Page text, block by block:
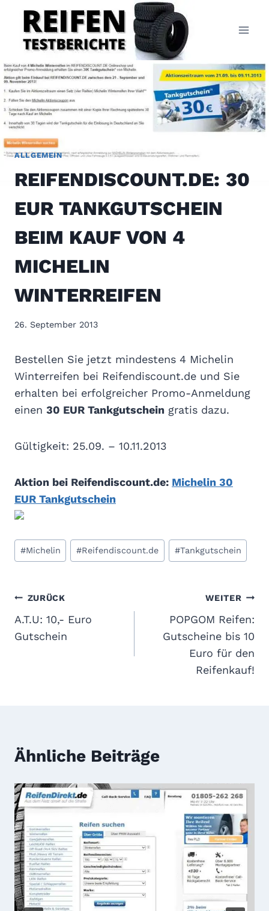
Inhalt
springen
ALLGEMEIN
REIFENDISCOUNT.DE: 30
EUR TANKGUTSCHEIN
BEIM KAUF VON 4
MICHELIN
WINTERREIFEN
26. September 2013
Bestellen Sie jetzt mindestens 4 Michelin
Winterreifen bei Reifendiscount.de und Sie
erhalten bei erfolgreicher Promo-Anmeldung
einen 30 EUR Tankgutschein gratis dazu.
Gültigkeit: 25.09. – 10.11.2013
Aktion bei Reifendiscount.de: Michelin 30
EUR Tankgutschein
Schlagworte:
#Michelin #Reifendiscount.de #Tankgutschein
Beitragsnavigation
ZURÜCK
A.T.U: 10,- Euro
Gutschein
WEITER
POPGOM Reifen:
Gutscheine bis 10
Euro für den
Reifenkauf!
Ähnliche Beiträge